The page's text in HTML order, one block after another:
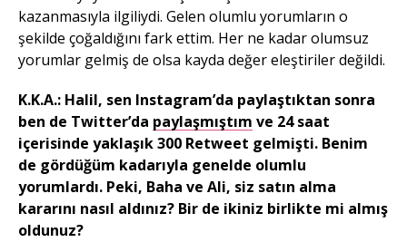
kazanmasıyla ilgiliydi. Gelen olumlu yorumların o
şekilde çoğaldığını fark ettim. Her ne kadar olumsuz
yorumlar gelmiş de olsa kayda değer eleştiriler değildi.
K.K.A.: Halil, sen Instagram’da paylaştıktan sonra
ben de Twitter’da paylaşmıştım ve 24 saat
içerisinde yaklaşık 300 Retweet gelmişti. Benim
de gördüğüm kadarıyla genelde olumlu
yorumlardı. Peki, Baha ve Ali, siz satın alma
kararını nasıl aldınız? Bir de ikiniz birlikte mi almış
oldunuz?